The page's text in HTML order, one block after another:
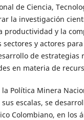
de Ciencia,
la investigación
productividad y la
y actores
de estrategias
en materia de
Política Minera
escalas, se
Colombiano, en los